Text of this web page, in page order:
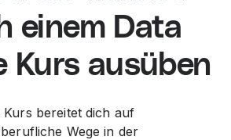
einem Data
Kurs ausüben
Kurs bereitet dich auf
Wege in der